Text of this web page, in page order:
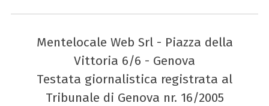
Mentelocale Web Srl - Piazza della
Vittoria 6/6 - Genova
Testata giornalistica registrata al
Tribunale di Genova nr. 16/2005